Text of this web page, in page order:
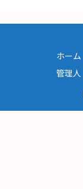
ホーム
管理人